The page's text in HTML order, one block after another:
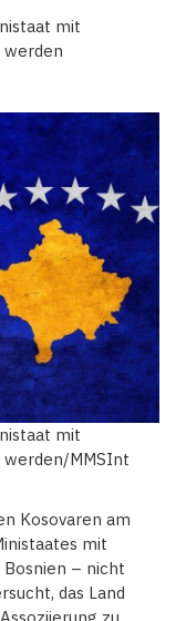
mit
mit
MMSInt
Kosovaren am
mit
– nicht
das Land
zu